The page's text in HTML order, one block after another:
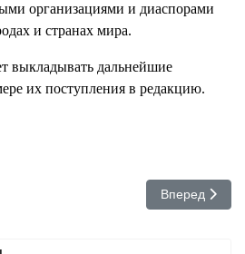
организациями и диаспорами
и странах мира.
выкладывать дальнейшие
их поступления в редакцию.
информационно-пропагандистская
Следующий:
Вперед